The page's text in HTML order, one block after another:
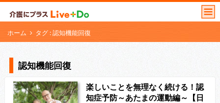
ホーム タグ : 認知機能回復
認知機能回復
楽しいことを無理なく続ける！認
知症予防～あたまの運動編～【日